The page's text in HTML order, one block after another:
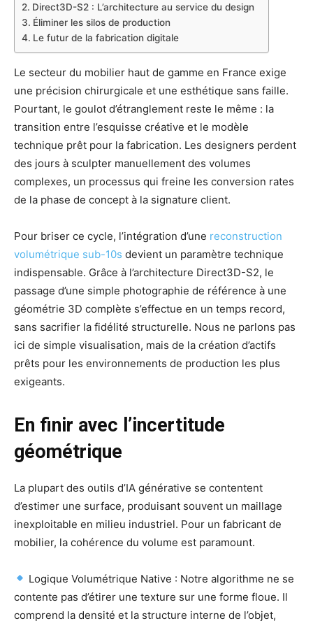
Direct3D-S2 : L’architecture au service du design
Éliminer les silos de production
Le futur de la fabrication digitale
Le secteur du mobilier haut de gamme en France exige
une précision chirurgicale et une esthétique sans faille.
Pourtant, le goulot d’étranglement reste le même : la
transition entre l’esquisse créative et le modèle
technique prêt pour la fabrication. Les designers perdent
des jours à sculpter manuellement des volumes
complexes, un processus qui freine les conversion rates
de la phase de concept à la signature client.
Pour briser ce cycle, l’intégration d’une reconstruction
volumétrique sub-10s devient un paramètre technique
indispensable. Grâce à l’architecture Direct3D-S2, le
passage d’une simple photographie de référence à une
géométrie 3D complète s’effectue en un temps record,
sans sacrifier la fidélité structurelle. Nous ne parlons pas
ici de simple visualisation, mais de la création d’actifs
prêts pour les environnements de production les plus
exigeants.
En finir avec l’incertitude
géométrique
La plupart des outils d’IA générative se contentent
d’estimer une surface, produisant souvent un maillage
inexploitable en milieu industriel. Pour un fabricant de
mobilier, la cohérence du volume est paramount.
Logique Volumétrique Native : Notre algorithme ne se
contente pas d’étirer une texture sur une forme floue. Il
comprend la densité et la structure interne de l’objet,